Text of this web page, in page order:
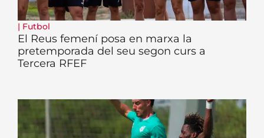
| Futbol
El Reus femení posa en marxa la
pretemporada del seu segon curs a
Tercera RFEF